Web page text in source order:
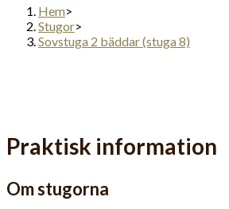
Hem>
Stugor>
Sovstuga 2 bäddar (stuga 8)
Praktisk information
Om stugorna